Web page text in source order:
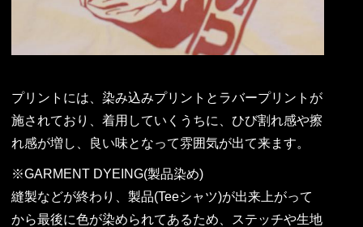
プリントには、染み込みプリントとラバープリントが
施されており、着用していくうちに、ひび割れ感や擦
れ感が増し、良い味となって雰囲気が出て来ます。
※GARMENT DYEING(製品染め)
縫製などが終わり、製品(Teeシャツ)が出来上がって
から最後に色が染められてあるため、ステッチや生地